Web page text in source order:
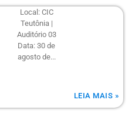
Local: CIC
Teutônia |
Auditório 03
Data: 30 de
agosto de...
LEIA MAIS »